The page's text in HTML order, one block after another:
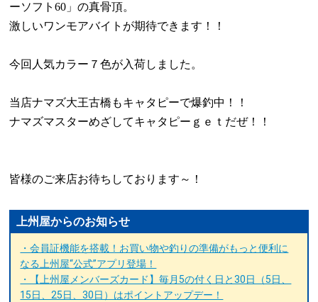
ーソフト60 」の真骨頂。
激しいワンモアバイトが期待できます！！
今回人気カラー７色が入荷しました。
当店ナマズ大王古橋もキャタピーで爆釣中！！
ナマズマスターめざしてキャタピーｇｅｔだぜ！！
皆様のご来店お待ちしております～！
上州屋からのお知らせ
・会員証機能を搭載！お買い物や釣りの準備がもっと便利に
なる上州屋“公式”アプリ登場！
・【上州屋メンバーズカード】毎月5の付く日と30日（5日、
15日、25日、30日）はポイントアップデー！